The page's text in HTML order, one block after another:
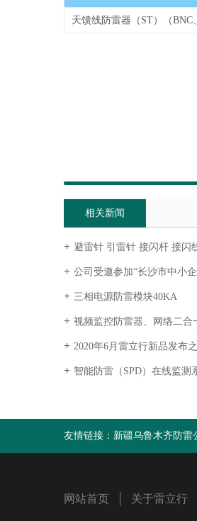
相关新闻
避雷针 引雷针 接闪杆 接闪
公司受邀参加“长沙市中小企业技术创新
三相电源防雷模块40KA
视频监控防雷器、网络二合一防雷器、电源
2020年6月雷立行新品发布
智能防雷（SPD）在线监
友情链接： 新疆乌鲁木齐防雷
网站首页 关于雷立行